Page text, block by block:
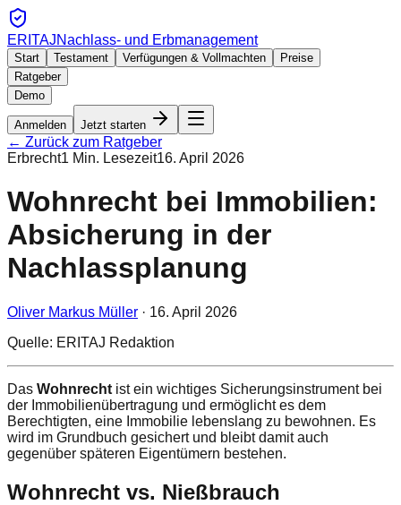
ERITAJNachlass- und Erbmanagement
Start Testament Verfügungen & Vollmachten
Preise
Ratgeber
Demo
Anmelden Jetzt starten
← Zurück zum Ratgeber
Erbrecht1 Min. Lesezeit16. April 2026
Wohnrecht bei Immobilien:
Absicherung in der
Nachlassplanung
Oliver Markus Müller · 16. April 2026
Quelle: ERITAJ Redaktion
Das Wohnrecht ist ein wichtiges Sicherungsinstrument bei
der Immobilienübertragung und ermöglicht es dem
Berechtigten, eine Immobilie lebenslang zu bewohnen. Es
wird im Grundbuch gesichert und bleibt damit auch
gegenüber späteren Eigentümern bestehen.
Wohnrecht vs. Nießbrauch